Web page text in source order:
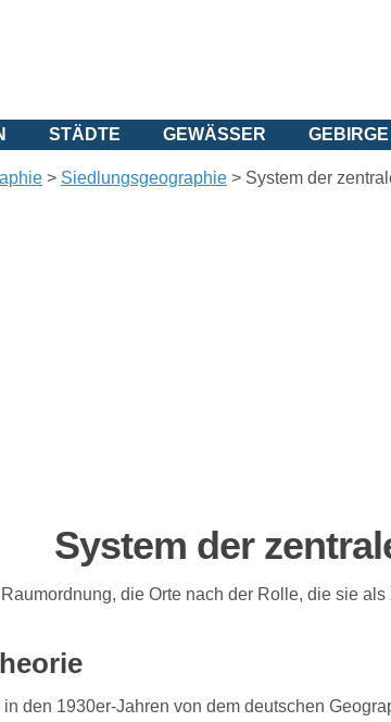
STÄDTE GEWÄSSER GEBIRGE
> Siedlungsgeographie > System der
System der
die Orte nach der Rolle, die sie
den 1930er-Jahren von dem deutschen